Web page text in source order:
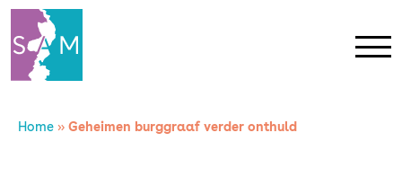
Home
Home » Geheimen burggraaf verder onthuld